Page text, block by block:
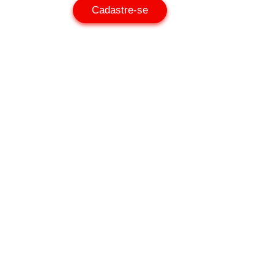
Cadastre-se